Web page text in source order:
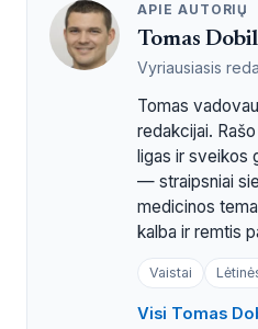
APIE AUTORIŲ
Tomas
Vyriausiasis
Tomas
redakcijai.
ligas ir sveikos
— straipsniai
medicinos
kalba ir remtis
Vaistai
Visi Tomas